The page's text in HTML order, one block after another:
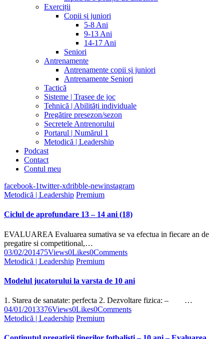
Exerciții
Copii și juniori
5-8 Ani
9-13 Ani
14-17 Ani
Seniori
Antrenamente
Antrenamente copii și juniori
Antrenamente Seniori
Tactică
Sisteme | Trasee de joc
Tehnică | Abilități individuale
Pregătire presezon/sezon
Secretele Antrenorului
Portarul | Numărul 1
Metodică | Leadership
Podcast
Contact
Contul meu
facebook-1twitter-xdribble-newinstagram
Metodică | Leadership Premium
Ciclul de aprofundare 13 – 14 ani (18)
EVALUAREA Evaluarea sumativa se va efectua in fiecare an de
pregatire si competitional,…
03/02/201475Views0Likes0Comments
Metodică | Leadership Premium
Modelul jucatorului la varsta de 10 ani
1. Starea de sanatate: perfecta 2. Dezvoltare fizica: – …
04/01/2013376Views0Likes0Comments
Metodică | Leadership Premium